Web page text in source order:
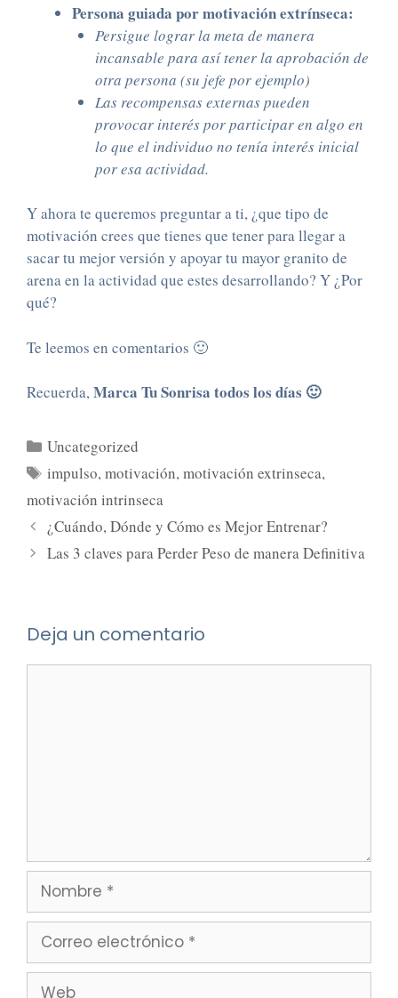
Persona guiada por motivación extrínseca:
Persigue lograr la meta de manera
incansable para así tener la aprobación de
otra persona (su jefe por ejemplo)
Las recompensas externas pueden
provocar interés por participar en algo en
lo que el individuo no tenía interés inicial
por esa actividad.
Y ahora te queremos preguntar a ti, ¿que tipo de
motivación crees que tienes que tener para llegar a
sacar tu mejor versión y apoyar tu mayor granito de
arena en la actividad que estes desarrollando? Y ¿Por
qué?
Te leemos en comentarios 🙂
Recuerda,Marca Tu Sonrisa todos los días 🙂
Uncategorized
impulso,motivación,motivación extrinseca,
motivación intrinseca
¿Cuándo, Dónde y Cómo es Mejor Entrenar?
Las 3 claves para Perder Peso de manera Definitiva
Deja un comentario